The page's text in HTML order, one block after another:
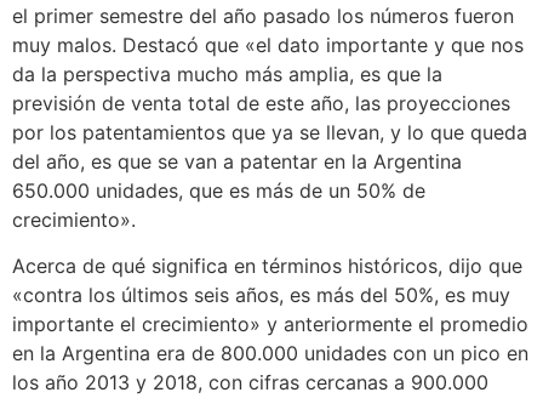
el primer semestre del año pasado los números fueron
muy malos. Destacó que «el dato importante y que nos
da la perspectiva mucho más amplia, es que la
previsión de venta total de este año, las proyecciones
por los patentamientos que ya se llevan, y lo que queda
del año, es que se van a patentar en la Argentina
650.000 unidades, que es más de un 50% de
crecimiento».
Acerca de qué significa en términos históricos, dijo que
«contra los últimos seis años, es más del 50%, es muy
importante el crecimiento» y anteriormente el promedio
en la Argentina era de 800.000 unidades con un pico en
los año 2013 y 2018, con cifras cercanas a 900.000